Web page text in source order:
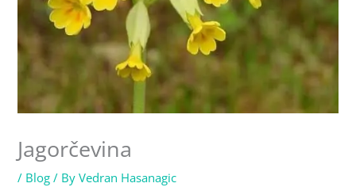
Jagorčevina
/ Blog / ByVedran Hasanagic